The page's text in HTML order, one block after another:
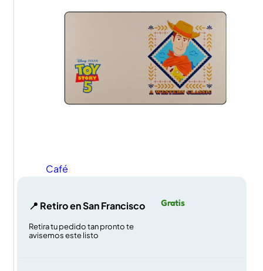
Café
📍 Retiro en San Francisco
Retira tu pedido tan pronto te
avisemos este listo
Gratis